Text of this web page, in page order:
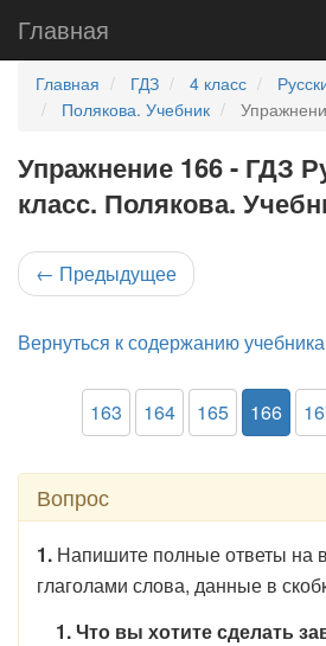
Главная
Главная ГДЗ 4 класс
Полякова. Учебник
Упражнение 166 - ГДЗ
класс. Полякова.
← Предыдущее
Вернуться к содержанию учебника
163 164 165 166
Вопрос
1. Напишите полные ответы на
глаголами слова, данные в
1. Что вы хотите сделать